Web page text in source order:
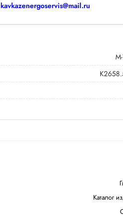
kavkazenergoservis@mail.ru
Каталог